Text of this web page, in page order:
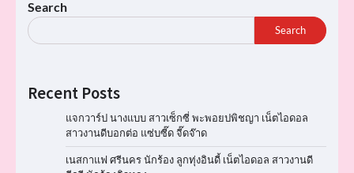
Search
Search
Recent Posts
แจกวาร์ป นางแบบ สาวเซ็กซี่ พะพอยปพิชญา เน็ตไอดอล
สาวงานดีบอกต่อ แซ่บซี๊ด จี๊ดจ๊าด
เนสกาแฟ ศรีนคร นักร้อง ลูกทุ่งอินดี้ เน็ตไอดอล สาวงานดี